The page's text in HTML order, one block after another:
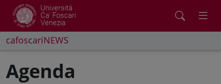
Università
Ca' Foscari
Venezia
cafoscariNEWS
Agenda